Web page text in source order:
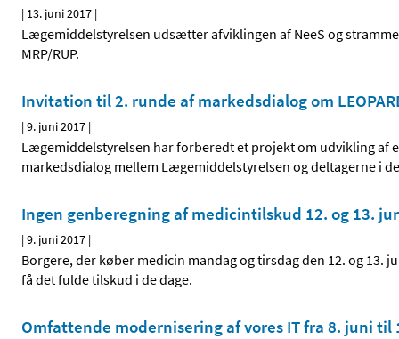
| 13. juni 2017 |
Lægemiddelstyrelsen udsætter afviklingen af NeeS og
MRP/RUP.
Invitation til 2. runde af markedsdialog om
|9. juni 2017 |
Lægemiddelstyrelsen har forberedt et projekt om udvikling
markedsdialog mellem Lægemiddelstyrelsen og deltagerne i
Ingen genberegning af medicintilskud 12. og 13.
|9. juni 2017 |
Borgere, der køber medicin mandag og tirsdag den 12. og
få det fulde tilskud i de dage.
Omfattende modernisering af vores IT fra 8. juni til